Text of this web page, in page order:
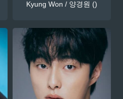
Kyung Won / 양경원 ()